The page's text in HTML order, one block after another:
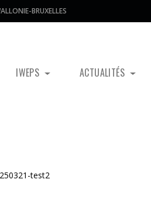
BRUXELLES
IWEPS ACTUALITÉS
test2